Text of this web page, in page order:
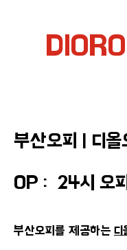
부산오피 | 디
OP : 24시 오
부산오피를 제공하는 디